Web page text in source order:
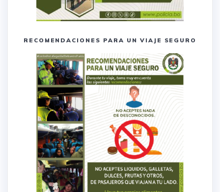
RECOMENDACIONES PARA UN VIAJE SEGURO